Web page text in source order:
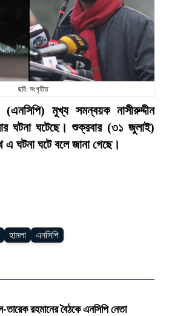
ছবি: সংগৃহীত
(এনসিপি) মুখ্য সমন্বয়ক নাসীরুদ্দীন
ঘটনা ঘটেছে। শুক্রবার (৩১ জুলাই)
এ ঘটনা ঘটে বলে জানা গেছে।
হামলা এনসিপি
রহমানের বৈঠকে এনসিপি নেতা